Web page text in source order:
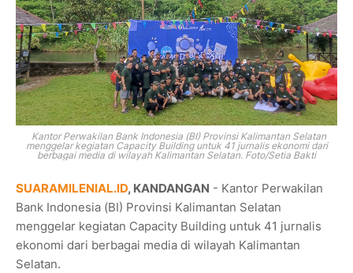
Kantor Perwakilan Bank Indonesia (BI) Provinsi Kalimantan Selatan
menggelar kegiatan Capacity Building untuk 41 jurnalis ekonomi dari
berbagai media di wilayah Kalimantan Selatan. Foto/Setia Bakti
SUARAMILENIAL.ID, KANDANGAN - Kantor Perwakilan
Bank Indonesia (BI) Provinsi Kalimantan Selatan
menggelar kegiatan Capacity Building untuk 41 jurnalis
ekonomi dari berbagai media di wilayah Kalimantan
Selatan.